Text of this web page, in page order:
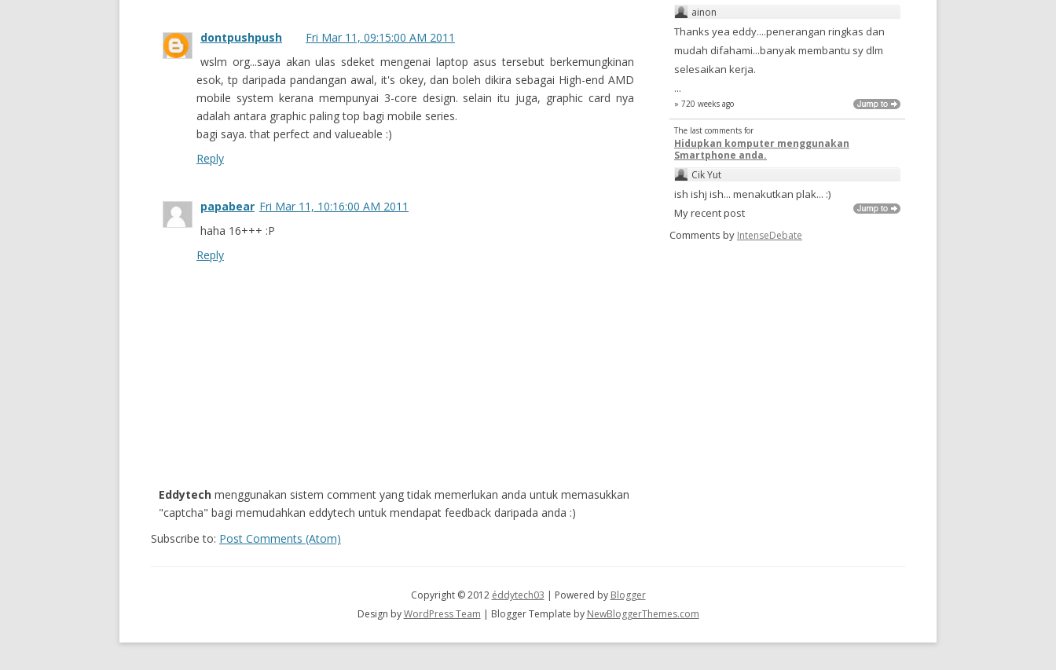
dontpushpush
Fri Mar 11, 09:15:00 AM 2011
wslm org...saya akan ulas sdeket mengenai laptop asus tersebut berkemungkinan
esok, tp daripada pandangan awal, it's okey, dan boleh dikira sebagai High-end AMD
mobile system kerana mempunyai 3-core design. selain itu juga, graphic card nya
adalah antara graphic paling top bagi mobile series.
bagi saya. that perfect and valueable :)
Reply
papabear Fri Mar 11, 10:16:00 AM 2011
haha 16+++ :P
Reply
Eddytech menggunakan sistem comment yang tidak memerlukan anda untuk memasukkan
"captcha" bagi memudahkan eddytech untuk mendapat feedback daripada anda :)
Subscribe to: Post Comments (Atom)
ainon
Thanks yea eddy....penerangan ringkas dan
mudah difahami...banyak membantu sy dlm
selesaikan kerja.
...
» 720 weeks ago
The last comments for
Hidupkan komputer menggunakan
Smartphone anda.
Cik Yut
ish ishj ish... menakutkan plak... :)
My recent post
Comments by IntenseDebate
Copyright © 2012 éddytech03 | Powered by Blogger
Design byWordPress Team | Blogger Template by NewBloggerThemes.com